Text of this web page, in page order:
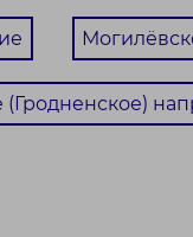
(Гродненское)